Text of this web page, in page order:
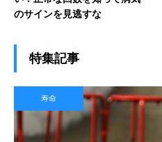
のサインを見逃すな
特集記事
寿命